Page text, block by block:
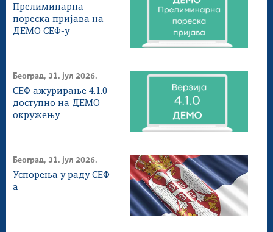
Прелиминарна
пореска пријава на
ДЕМО СЕФ-у
Београд, 31. јул 2026.
СЕФ ажурирање 4.1.0
доступнo на ДЕМО
окружењу
Београд, 31. јул 2026.
Успорења у раду СЕФ-
а